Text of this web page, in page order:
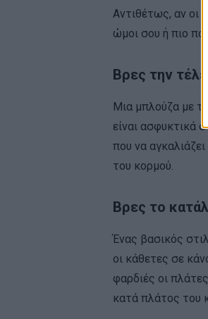
Αντιθέτως, αν οι
ώμοι σου ή πιο
Βρες την
Μια μπλούζα με
είναι ασφυκτικά
που να
του κορμού.
Βρες το
Ένας βασικός
οι κάθετες σε
φαρδιές οι
κατά πλάτος του